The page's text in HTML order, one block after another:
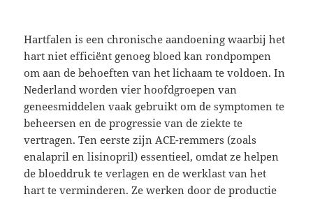
Hartfalen is een chronische aandoening waarbij het
hart niet efficiënt genoeg bloed kan rondpompen
om aan de behoeften van het lichaam te voldoen. In
Nederland worden vier hoofdgroepen van
geneesmiddelen vaak gebruikt om de symptomen te
beheersen en de progressie van de ziekte te
vertragen. Ten eerste zijn ACE-remmers (zoals
enalapril en lisinopril) essentieel, omdat ze helpen
de bloeddruk te verlagen en de werklast van het
hart te verminderen. Ze werken door de productie